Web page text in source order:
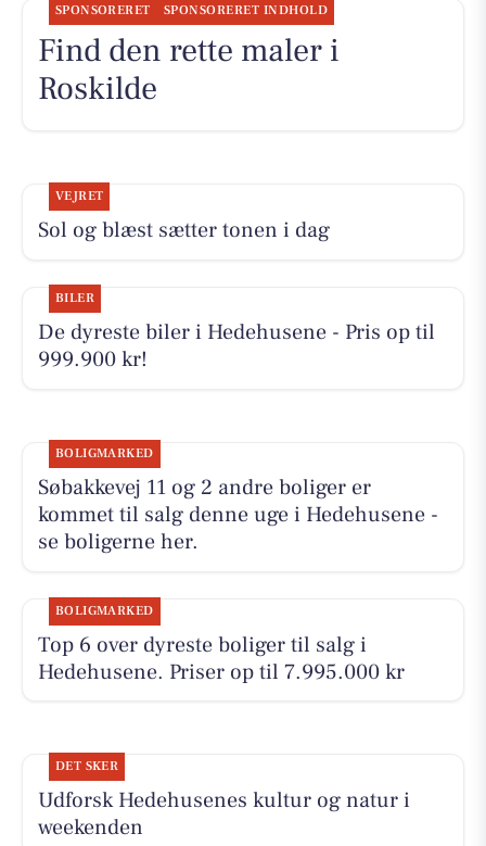
SPONSORERET SPONSORERET INDHOLD
Find den rette maler i
Roskilde
VEJRET
Sol og blæst sætter tonen i dag
BILER
De dyreste biler i Hedehusene - Pris op til
999.900 kr!
BOLIGMARKED
Søbakkevej 11 og 2 andre boliger er
kommet til salg denne uge i Hedehusene -
se boligerne her.
BOLIGMARKED
Top 6 over dyreste boliger til salg i
Hedehusene. Priser op til 7.995.000 kr
DET SKER
Udforsk Hedehusenes kultur og natur i
weekenden